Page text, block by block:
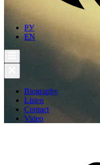
РУ
EN
Biography
Listen
Contact
Video